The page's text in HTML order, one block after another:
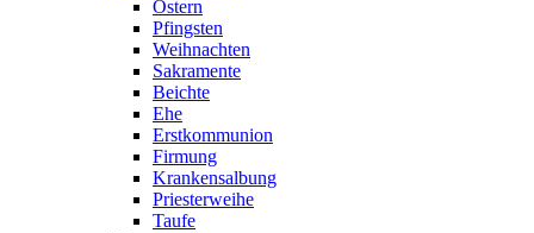
Ostern
Pfingsten
Weihnachten
Sakramente
Beichte
Ehe
Erstkommunion
Firmung
Krankensalbung
Priesterweihe
Taufe